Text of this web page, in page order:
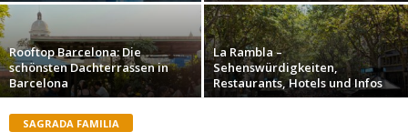
Rooftop Barcelona: Die
schönsten Dachterrassen in
Barcelona
La Rambla –
Sehenswürdigkeiten,
Restaurants, Hotels und Infos
SAGRADA FAMILIA